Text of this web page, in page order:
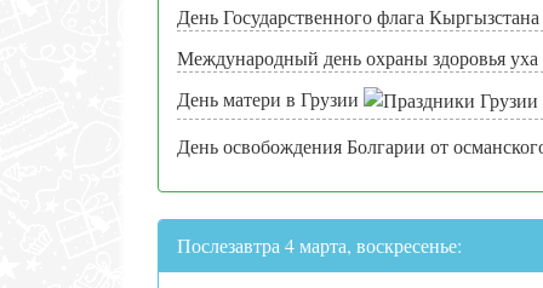
День Государственного флага Кыргызстана
Международный день охраны здоровья
День матери в Грузии
День освобождения Болгарии от
Послезавтра 4 марта, воскресенье: